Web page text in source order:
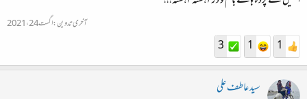
آخری تدوین:اگست 24، 2021
1
1
3
سید عاطف علی